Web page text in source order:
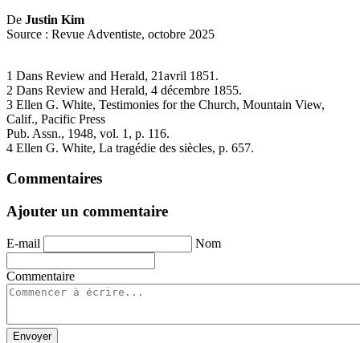
De Justin Kim
Source : Revue Adventiste, octobre 2025
1 Dans Review and Herald, 21avril 1851.
2 Dans Review and Herald, 4 décembre 1855.
3 Ellen G. White, Testimonies for the Church, Mountain View,
Calif., Pacific Press
Pub. Assn., 1948, vol. 1, p. 116.
4 Ellen G. White, La tragédie des siècles, p. 657.
Commentaires
Ajouter un commentaire
E-mail Nom
Commentaire
Envoyer